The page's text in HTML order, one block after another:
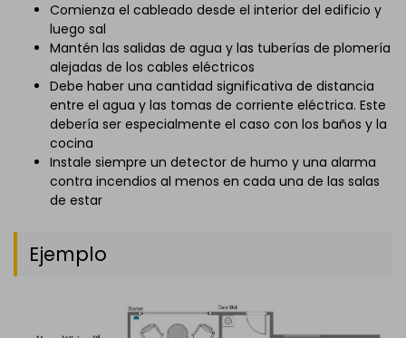
Comienza el cableado desde el interior del edificio y
luego sal
Mantén las salidas de agua y las tuberías de plomería
alejadas de los cables eléctricos
Debe haber una cantidad significativa de distancia
entre el agua y las tomas de corriente eléctrica. Este
debería ser especialmente el caso con los baños y la
cocina
Instale siempre un detector de humo y una alarma
contra incendios al menos en cada una de las salas
de estar
Ejemplo